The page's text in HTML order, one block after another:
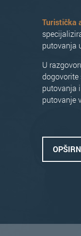
Turistička
putovanja
U
dogovorite
putovanja
putovanje